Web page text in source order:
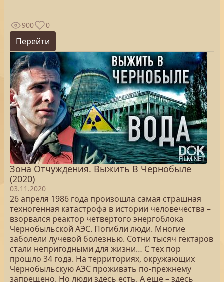
900 0
Перейти
Зона Отчуждения. Выжить В Чернобыле
(2020)
03.11.2020
26 апреля 1986 года произошла самая страшная
техногенная катастрофа в истории человечества –
взорвался реактор четвертого энергоблока
Чернобыльской АЭС. Погибли люди. Многие
заболели лучевой болезнью. Сотни тысяч гектаров
стали непригодными для жизни… С тех пор
прошло 34 года. На территориях, окружающих
Чернобыльскую АЭС проживать по-прежнему
запрещено. Но люди здесь есть. А еще – здесь